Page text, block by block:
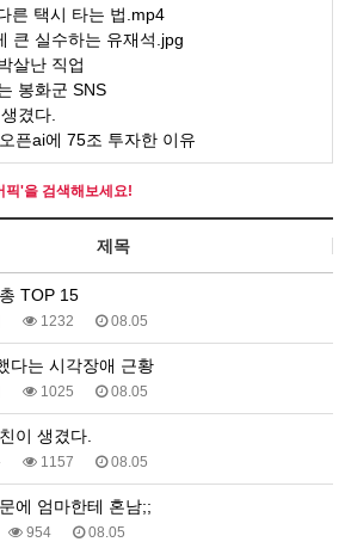
른 택시 타는 법.mp4
큰 실수하는 유재석.jpg
살난 직업
봉화군 SNS
겼다.
픈ai에 75조 투자한 이유
'을 검색해보세요!
제목
TOP 15
1232 08.05
다는 시각장애 근황
1025 08.05
이 생겼다.
1157 08.05
에 엄마한테 혼남;;
954 08.05